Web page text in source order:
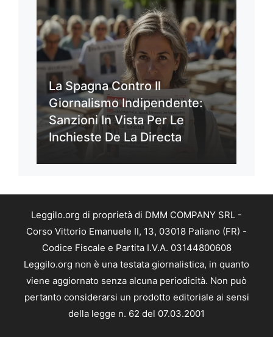
La Spagna Contro Il
Giornalismo Indipendente:
Sanzioni In Vista Per Le
Inchieste De La Directa
Leggilo.org di proprietà di DMM COMPANY SRL -
Corso Vittorio Emanuele II, 13, 03018 Paliano (FR) -
Codice Fiscale e Partita I.V.A. 03144800608
Leggilo.org non è una testata giornalistica, in quanto
viene aggiornato senza alcuna periodicità. Non può
pertanto considerarsi un prodotto editoriale ai sensi
della legge n. 62 del 07.03.2001